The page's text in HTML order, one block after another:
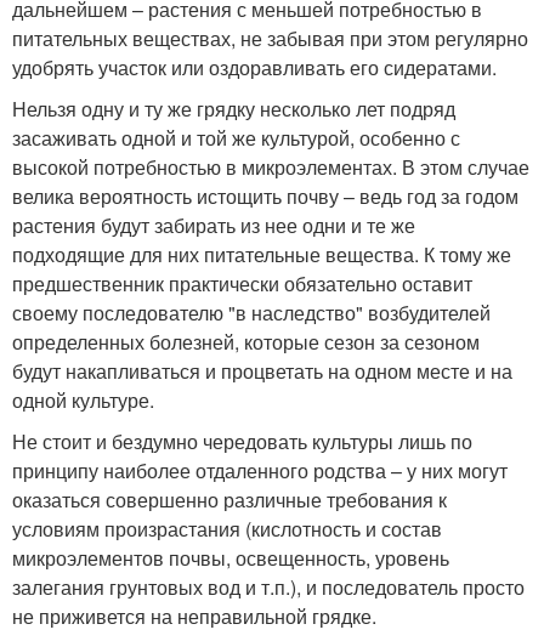
дальнейшем – растения с меньшей потребностью в
питательных веществах, не забывая при этом регулярно
удобрять участок или оздоравливать его сидератами.
Нельзя одну и ту же грядку несколько лет подряд
засаживать одной и той же культурой, особенно с
высокой потребностью в микроэлементах. В этом случае
велика вероятность истощить почву – ведь год за годом
растения будут забирать из нее одни и те же
подходящие для них питательные вещества. К тому же
предшественник практически обязательно оставит
своему последователю "в наследство" возбудителей
определенных болезней, которые сезон за сезоном
будут накапливаться и процветать на одном месте и на
одной культуре.
Не стоит и бездумно чередовать культуры лишь по
принципу наиболее отдаленного родства – у них могут
оказаться совершенно различные требования к
условиям произрастания (кислотность и состав
микроэлементов почвы, освещенность, уровень
залегания грунтовых вод и т.п.), и последователь просто
не приживется на неправильной грядке.